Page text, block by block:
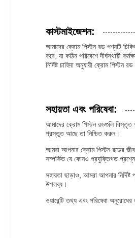
কাস্টমাইজেশন:
আমাদের ক্রোম পিস্টন রড পণ্যটি
করে, যা কঠিন পরিবেশে দীর্ঘস্থায়ী
নির্দিষ্ট চাহিদা অনুযায়ী ক্রোম
সহায়তা এবং পরিষেবা:
আমাদের ক্রোম পিস্টন রডগুলি বিস্তৃত
প্রস্তুত আছে তা নিশ্চিত করুন।
আমরা আপনার ক্রোম পিস্টন রডের
সম্পর্কিত যে কোনও প্রযুক্তিগত
সহায়তা ছাড়াও, আমরা আপনার নির্দিষ্ট
উপলব্ধ।
ওয়ারেন্টি তথ্য এবং পরিষেবা